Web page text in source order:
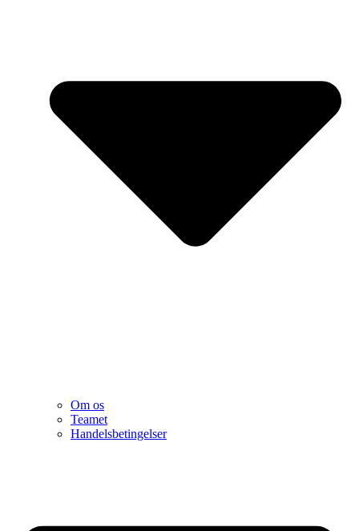
Om os
Teamet
Handelsbetingelser